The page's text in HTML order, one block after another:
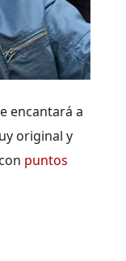
encantará a
original y
puntos